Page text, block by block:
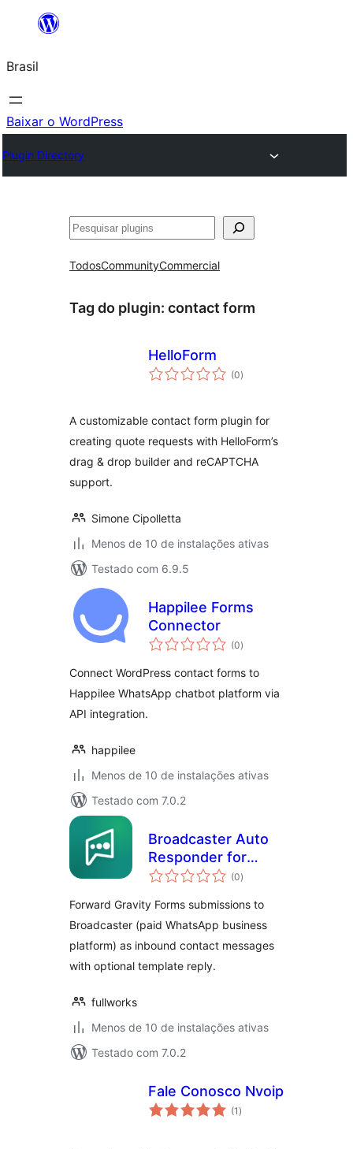
o
conteúdo
Brasil
Baixar o WordPress
Plugin Directory
Pesquisar
TodosCommunityCommercial
Tag do plugin: contact form
HelloForm
(0total
de
)
A customizable contact form plugin for
creating quote requests with HelloForm’s
drag & drop builder and reCAPTCHA
support.
Simone Cipolletta
Menos de 10 de instalações ativas
Testado com 6.9.5
Happilee Forms
Connector
(0total
de
)
Connect WordPress contact forms to
Happilee WhatsApp chatbot platform via
API integration.
happilee
Menos de 10 de instalações ativas
Testado com 7.0.2
Broadcaster Auto
Responder for
Gravity Forms
(0total
de
)
Forward Gravity Forms submissions to
Broadcaster (paid WhatsApp business
platform) as inbound contact messages
with optional template reply.
fullworks
Menos de 10 de instalações ativas
Testado com 7.0.2
Fale Conosco Nvoip
(1 total
de
)